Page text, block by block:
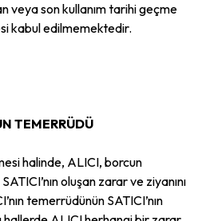
veya son kullanım tarihi geçme
kabul edilmemektedir.
TEMERRÜDÜ
halinde, ALICI, borcun
oluşan zarar ve ziyanını
temerrüdünün SATICI’nın